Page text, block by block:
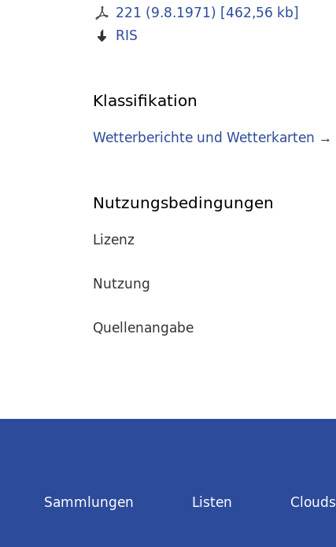
221 (9.8.1971) [462,56 kb]
RIS
Klassifikation
Wetterberichte und Wetterkarten →
Nutzungsbedingungen
Lizenz
Nutzung
Quellenangabe
Sammlungen Listen Clouds